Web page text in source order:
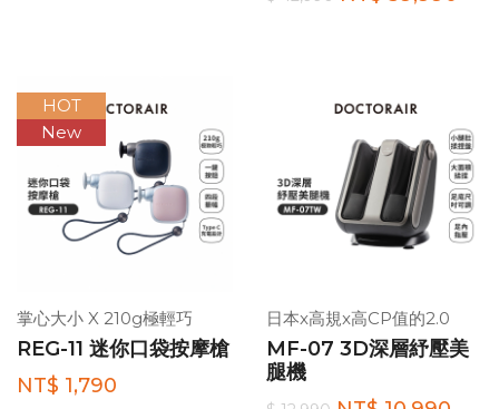
HOT
New
掌心大小 X 210g極輕巧
REG-11 迷你口袋按摩槍
NT$ 1,790
日本x高規x高CP值的2.0
MF-07 3D深層紓壓美
腿機